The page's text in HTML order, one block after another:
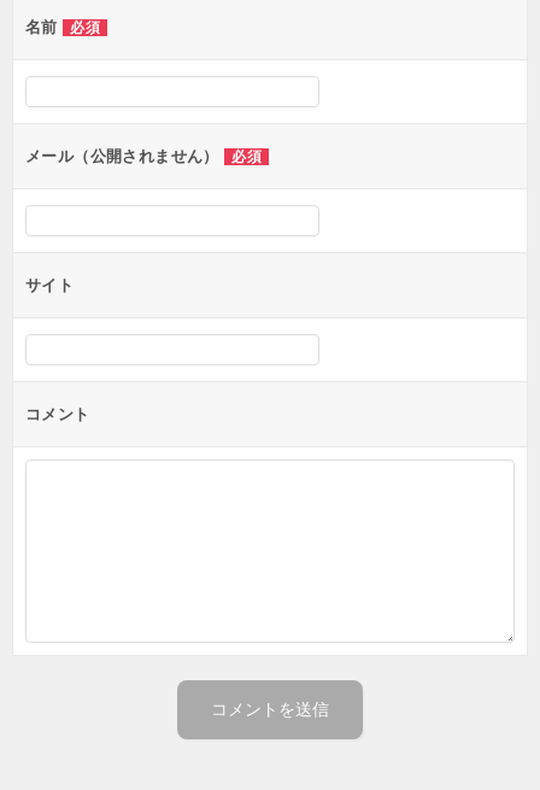
ー
シ
ョ
ン
名前 必須
メール（公開されません） 必須
サイト
コメント